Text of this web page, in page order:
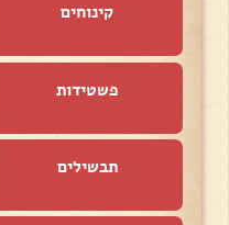
קינוחים
פשטידות
תבשילים